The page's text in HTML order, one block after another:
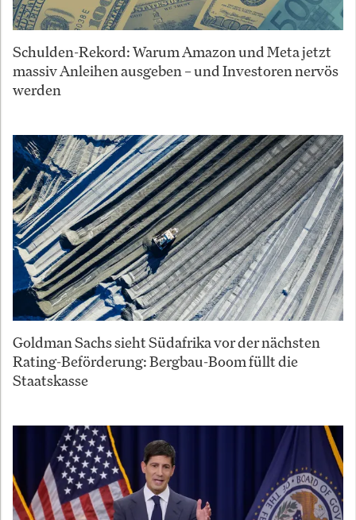
Schulden-Rekord: Warum Amazon und Meta jetzt
massiv Anleihen ausgeben – und Investoren nervös
werden
Goldman Sachs sieht Südafrika vor der nächsten
Rating-Beförderung: Bergbau-Boom füllt die
Staatskasse